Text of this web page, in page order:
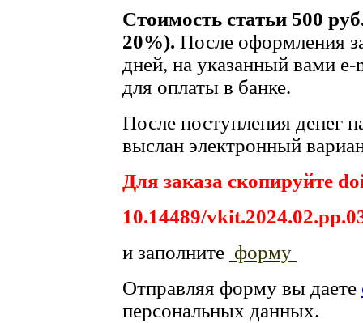
Стоимость статьи 500
20%). После оформления
дней, на указанный вами
для оплаты в банке.
После поступления денег
выслан электронный
Для заказа скопируйте
10.14489/
и заполните форму
Отправляя форму вы даете
персональных данных.